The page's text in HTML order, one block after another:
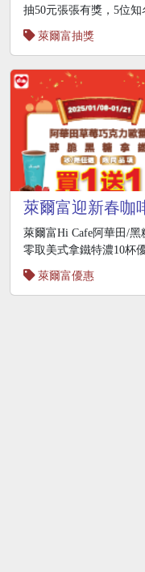
抽50元張張有獎，5位知
萊爾富抽獎
萊爾富迎新春咖
啡
萊爾富Hi Cafe阿華田/
零取美式拿鐵特濃10杯
萊爾富優惠